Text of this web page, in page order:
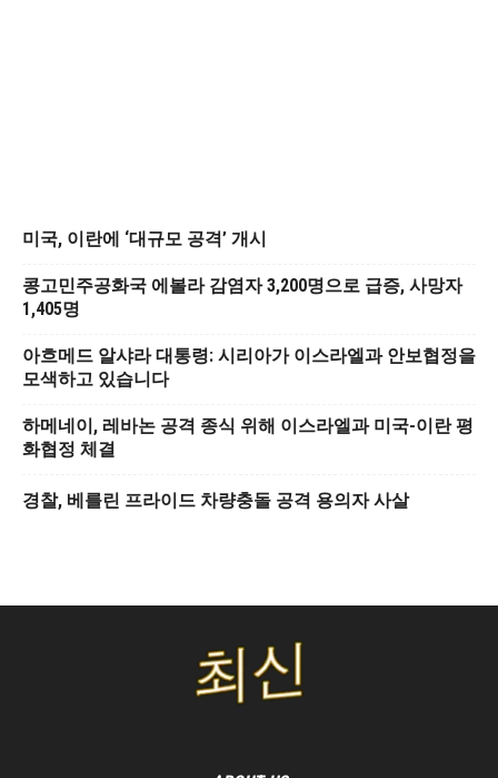
미국, 이란에 ‘대규모 공격’ 개시
콩고민주공화국 에볼라 감염자 3,200명으로 급증, 사망자
1,405명
아흐메드 알샤라 대통령: 시리아가 이스라엘과 안보협정을
모색하고 있습니다
하메네이, 레바논 공격 종식 위해 이스라엘과 미국-이란 평
화협정 체결
경찰, 베를린 프라이드 차량충돌 공격 용의자 사살